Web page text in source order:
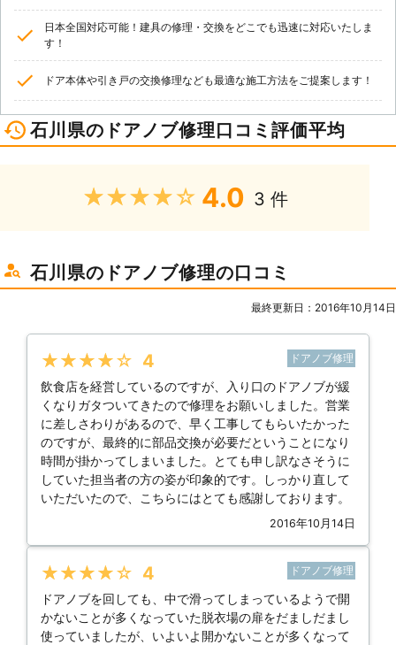
日本全国対応可能！建具の修理・交換をどこでも迅速に対応いたしま
す！
ドア本体や引き戸の交換修理なども最適な施工方法をご提案します！
石川県のドアノブ修理口コミ評価平均
★★★★★ 4.0 3 件
石川県のドアノブ修理の口コミ
最終更新日：2016年10月14日
★★★★★ 4 ドアノブ修理
飲食店を経営しているのですが、入り口のドアノブが緩
くなりガタついてきたので修理をお願いしました。営業
に差しさわりがあるので、早く工事してもらいたかった
のですが、最終的に部品交換が必要だということになり
時間が掛かってしまいました。とても申し訳なさそうに
していた担当者の方の姿が印象的です。しっかり直して
いただいたので、こちらにはとても感謝しております。
2016年10月14日
★★★★★ 4 ドアノブ修理
ドアノブを回しても、中で滑ってしまっているようで開
かないことが多くなっていた脱衣場の扉をだましだまし
使っていましたが、いよいよ開かないことが多くなって